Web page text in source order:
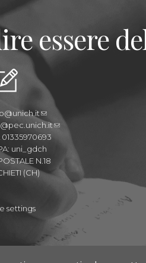
essere
uni_gdch
N.18
(CH)
settings